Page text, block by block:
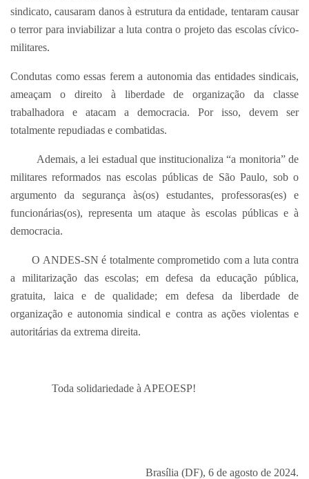
sindicato, causaram danos à estrutura da entidade, tentaram causar
o terror para inviabilizar a luta contra o projeto das escolas cívico-
militares.
Condutas como essas ferem a autonomia das entidades sindicais,
ameaçam o direito à liberdade de organização da classe
trabalhadora e atacam a democracia. Por isso, devem ser
totalmente repudiadas e combatidas.
Ademais, a lei estadual que institucionaliza “a monitoria” de
militares reformados nas escolas públicas de São Paulo, sob o
argumento da segurança às(os) estudantes, professoras(es) e
funcionárias(os), representa um ataque às escolas públicas e à
democracia.
O ANDES-SN é totalmente comprometido com a luta contra
a militarização das escolas; em defesa da educação pública,
gratuita, laica e de qualidade; em defesa da liberdade de
organização e autonomia sindical e contra as ações violentas e
autoritárias da extrema direita.
Toda solidariedade à APEOESP!
Brasília (DF), 6 de agosto de 2024.